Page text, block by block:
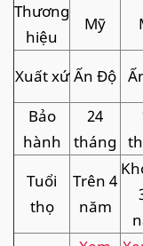
Thương
hiệu
Mỹ
Xuất xứ Ấn Độ
Bảo
hành
24
tháng
Tuổi
thọ
Trên 4
năm